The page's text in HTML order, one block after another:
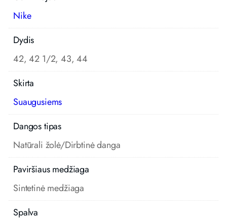
Nike
Dydis
42, 42 1/2, 43, 44
Skirta
Suaugusiems
Dangos tipas
Natūrali žolė/Dirbtinė danga
Paviršiaus medžiaga
Sintetinė medžiaga
Spalva